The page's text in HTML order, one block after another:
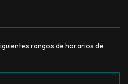
rangos de horarios de